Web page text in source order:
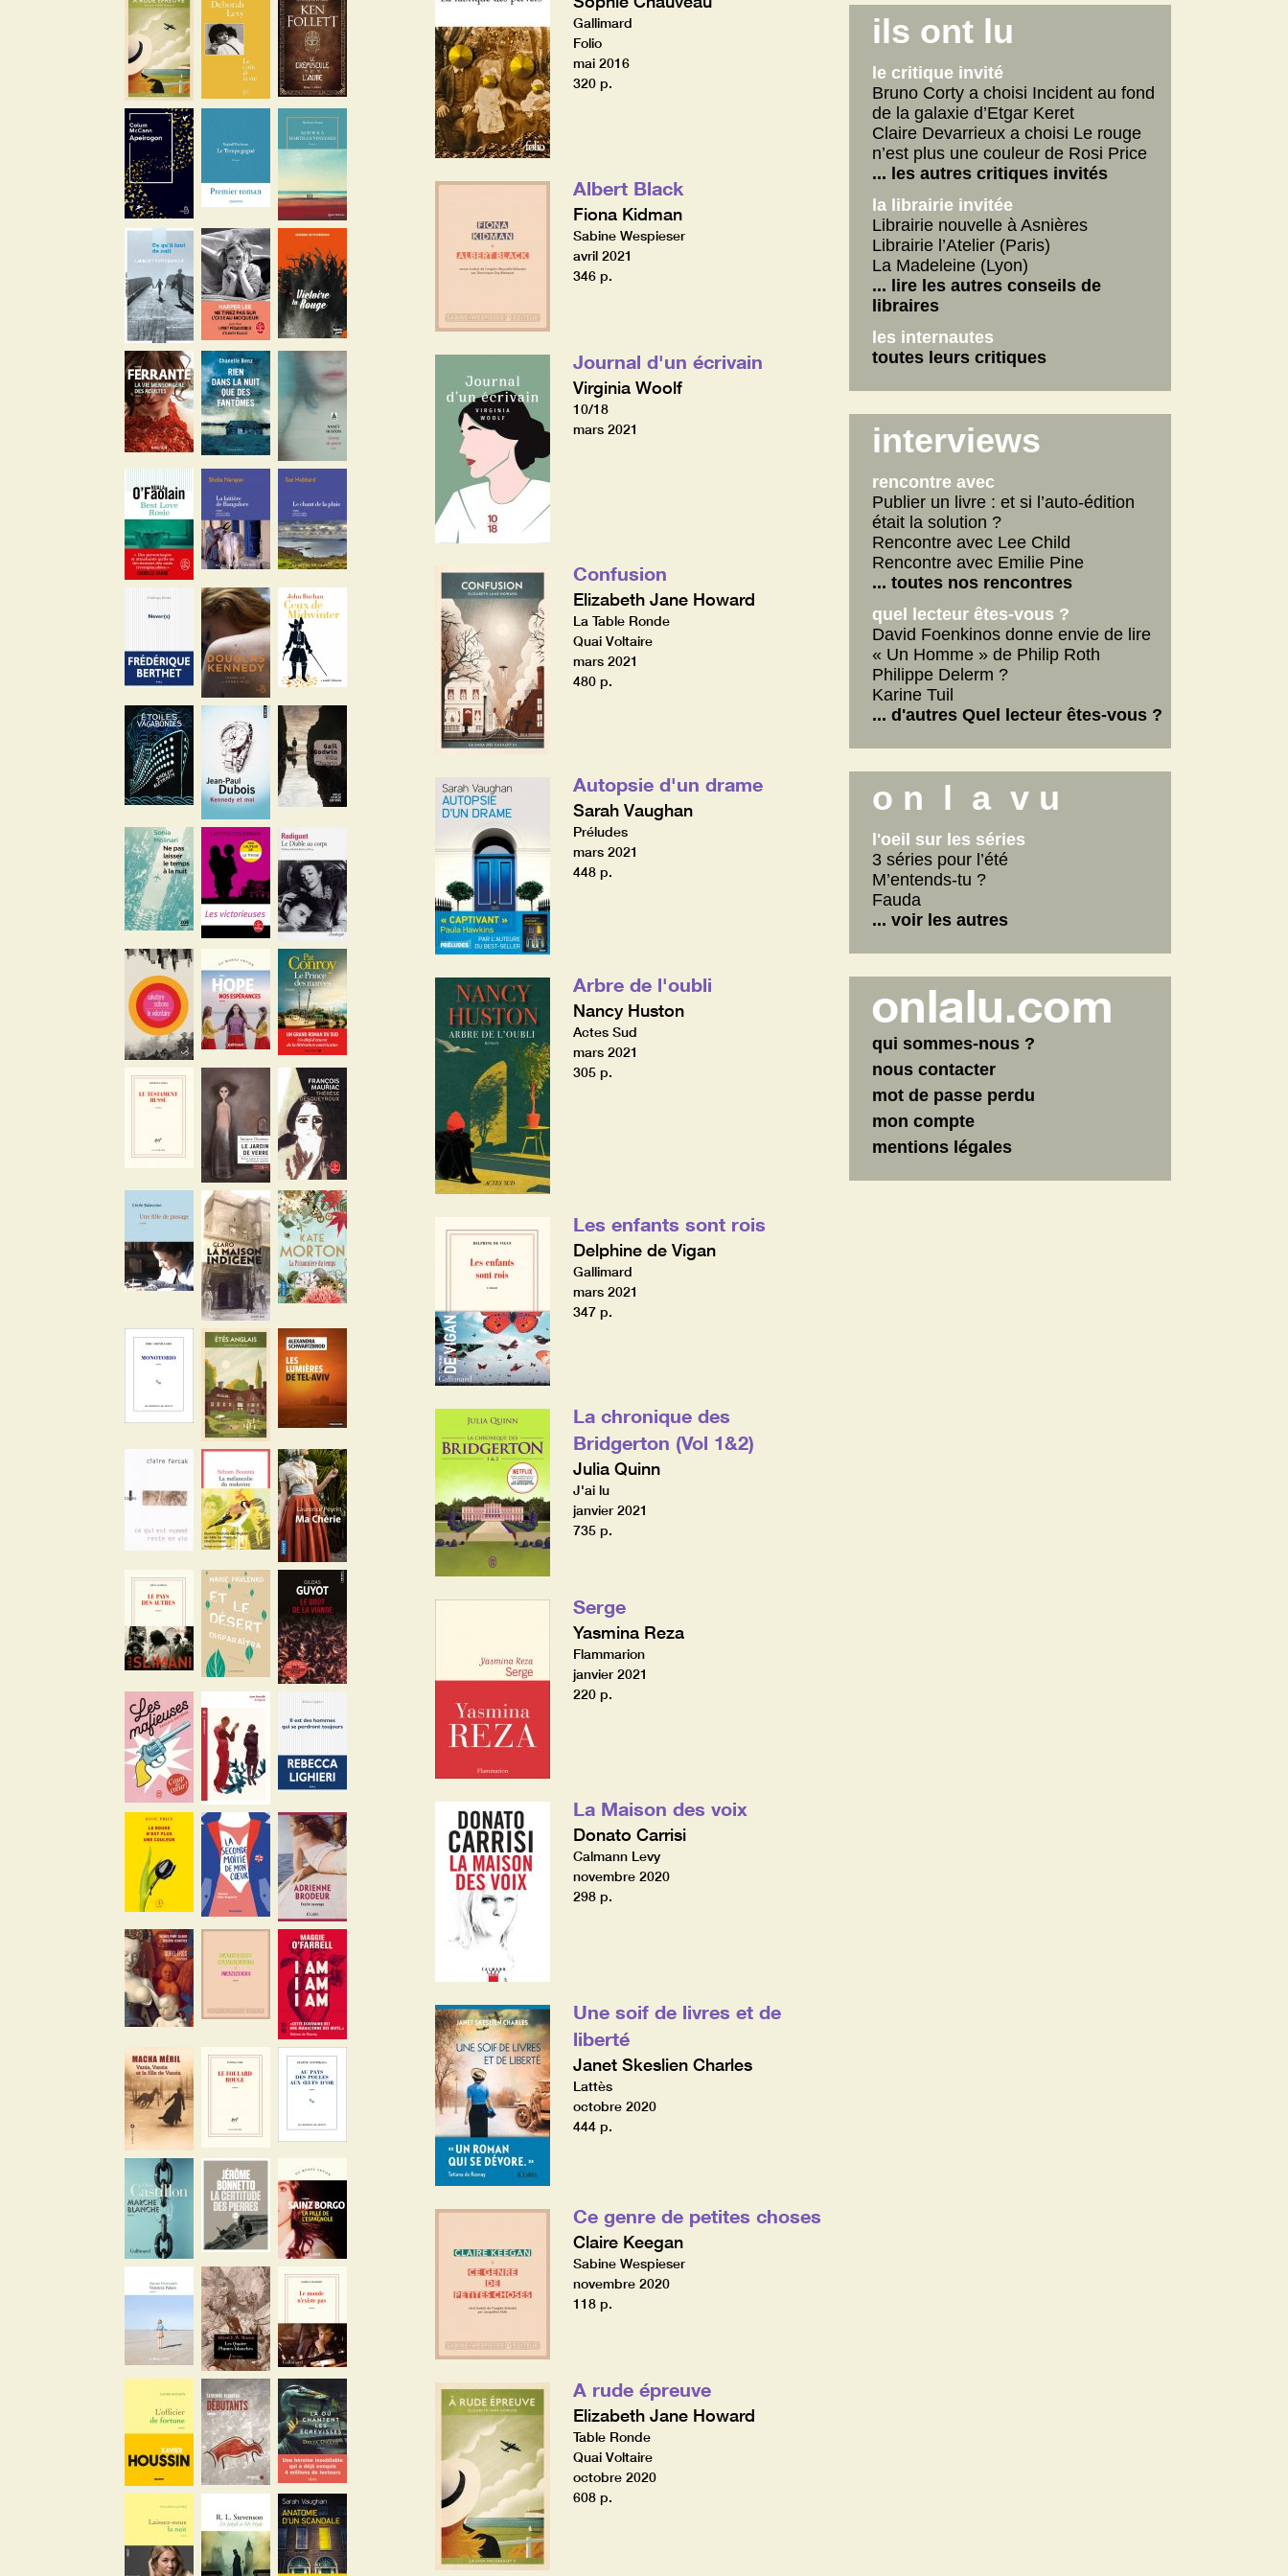
Gallimard
Folio
mai 2016
320 p.
Albert Black
Fiona Kidman
Sabine Wespieser
avril 2021
346 p.
Journal d'un écrivain
Virginia Woolf
10/18
mars 2021
Confusion
Elizabeth Jane Howard
La Table Ronde
Quai Voltaire
mars 2021
480 p.
Autopsie d'un drame
Sarah Vaughan
Préludes
mars 2021
448 p.
Arbre de l'oubli
Nancy Huston
Actes Sud
mars 2021
305 p.
Les enfants sont rois
Delphine de Vigan
Gallimard
mars 2021
347 p.
La chronique des
Bridgerton (Vol 1&2)
Julia Quinn
J'ai lu
janvier 2021
735 p.
Serge
Yasmina Reza
Flammarion
janvier 2021
220 p.
La Maison des voix
Donato Carrisi
Calmann Levy
novembre 2020
298 p.
Une soif de livres et de
liberté
Janet Skeslien Charles
Lattès
octobre 2020
444 p.
Ce genre de petites choses
Claire Keegan
Sabine Wespieser
novembre 2020
118 p.
A rude épreuve
Elizabeth Jane Howard
Table Ronde
Quai Voltaire
octobre 2020
608 p.
Connemara
La fabrique des pervers
Journal d'un écrivain
... lire les autres
on n'aurait pas dû
Vie de Gérard Fulmard
La tempête qui vient
Stupor Mundi
... lire les autres
internautes
Yoga
Betty
les autres critiques des internautes
Scarlett
La fabrique des pervers
... lire les autres
ils ont lu
le critique invité
Bruno Corty a choisi Incident au fond
de la galaxie d’Etgar Keret
Claire Devarrieux a choisi Le rouge
n’est plus une couleur de Rosi Price
... les autres critiques invités
la librairie invitée
Librairie nouvelle à Asnières
Librairie l’Atelier (Paris)
La Madeleine (Lyon)
... lire les autres conseils de
libraires
les internautes
toutes leurs critiques
interviews
rencontre avec
Publier un livre : et si l’auto-édition
était la solution ?
Rencontre avec Lee Child
Rencontre avec Emilie Pine
... toutes nos rencontres
quel lecteur êtes-vous ?
David Foenkinos donne envie de lire
« Un Homme » de Philip Roth
Philippe Delerm ?
Karine Tuil
... d'autres Quel lecteur êtes-vous ?
o n l a v u
l'oeil sur les séries
3 séries pour l’été
M’entends-tu ?
Fauda
... voir les autres
qui sommes-nous ?
nous contacter
mot de passe perdu
mon compte
mentions légales